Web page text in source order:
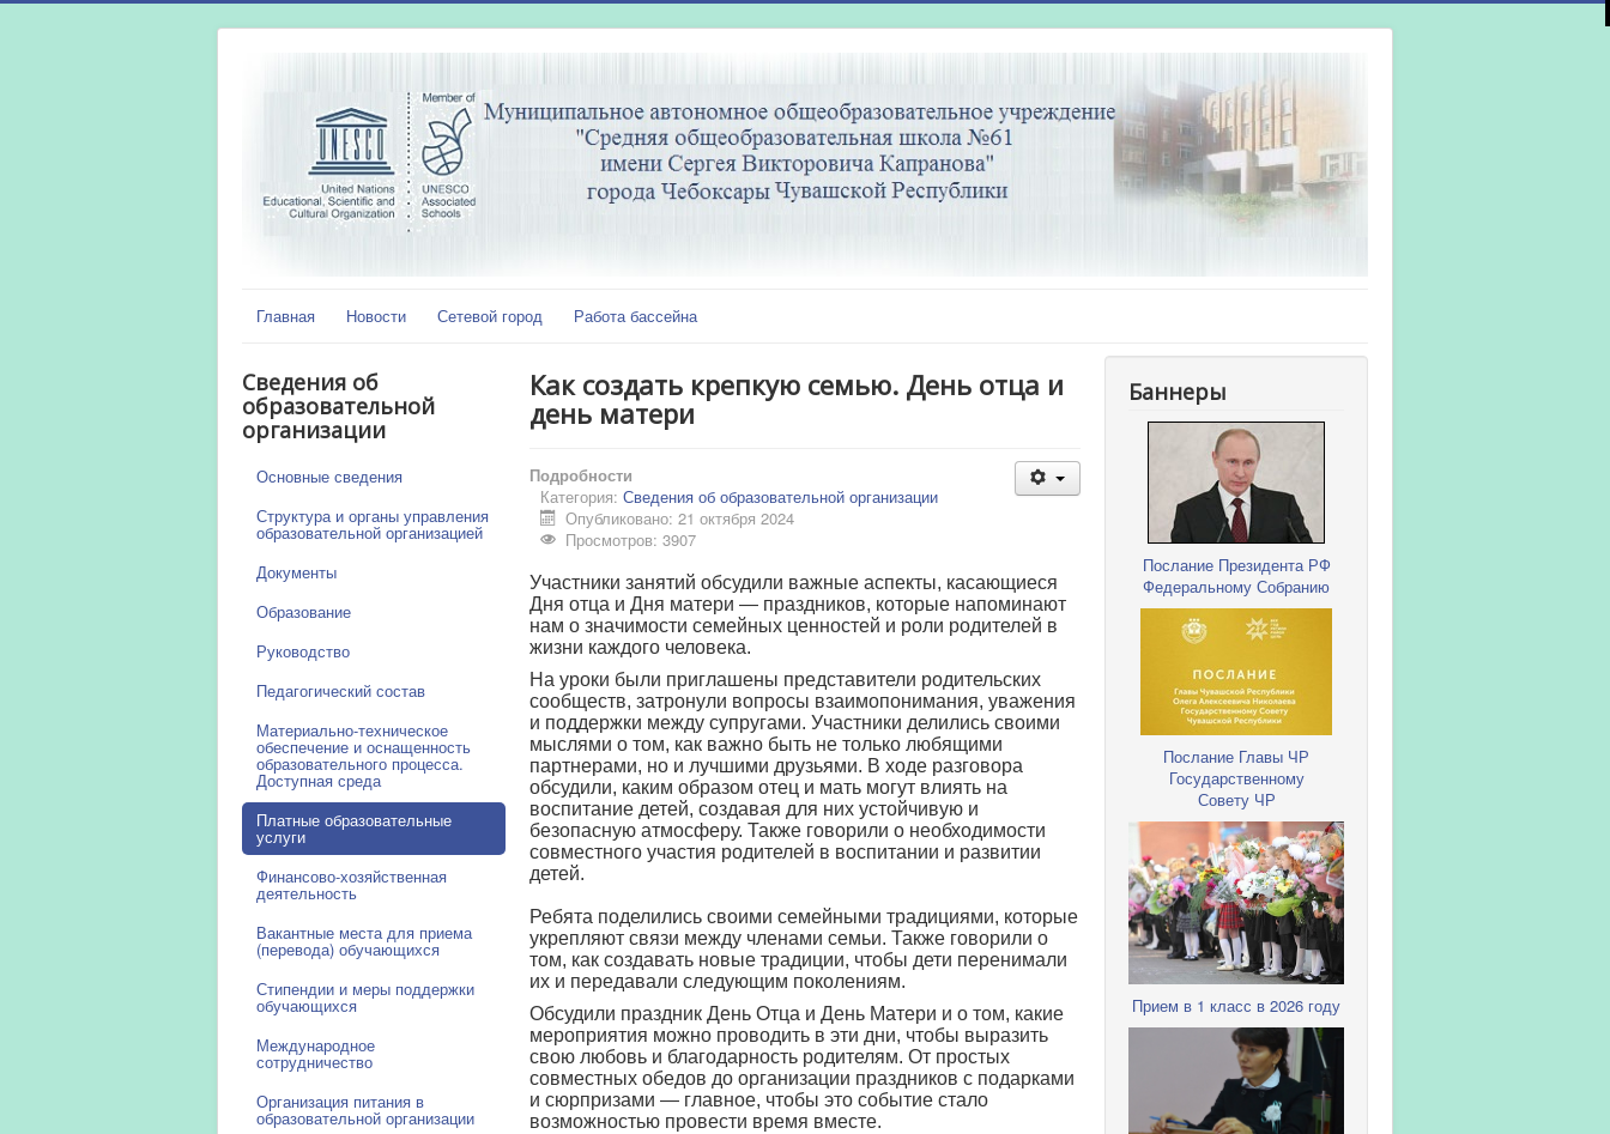
Главная Новости Сетевой город Работа бассейна
Сведения об
образовательной
организации
Основные сведения
Структура и органы управления
образовательной организацией
Документы
Образование
Руководство
Педагогический состав
Материально-техническое
обеспечение и оснащенность
образовательного процесса.
Доступная среда
Платные образовательные
услуги
Финансово-хозяйственная
деятельность
Вакантные места для приема
(перевода) обучающихся
Стипендии и меры поддержки
обучающихся
Международное
сотрудничество
Организация питания в
образовательной организации
Как создать крепкую семью. День отца и
день матери
Подробности
Категория: Сведения об образовательной организации
Опубликовано: 21 октября 2024
Просмотров: 3907
Участники занятий обсудили важные аспекты, касающиеся
Дня отца и Дня матери — праздников, которые напоминают
нам о значимости семейных ценностей и роли родителей в
жизни каждого человека.
На уроки были приглашены представители родительских
сообществ, затронули вопросы взаимопонимания, уважения
и поддержки между супругами. Участники делились своими
мыслями о том, как важно быть не только любящими
партнерами, но и лучшими друзьями. В ходе разговора
обсудили, каким образом отец и мать могут влиять на
воспитание детей, создавая для них устойчивую и
безопасную атмосферу. Также говорили о необходимости
совместного участия родителей в воспитании и развитии
детей.
Ребята поделились своими семейными традициями, которые
укрепляют связи между членами семьи. Также говорили о
том, как создавать новые традиции, чтобы дети перенимали
их и передавали следующим поколениям.
Обсудили праздник День Отца и День Матери и о том, какие
мероприятия можно проводить в эти дни, чтобы выразить
свою любовь и благодарность родителям. От простых
совместных обедов до организации праздников с подарками
и сюрпризами — главное, чтобы это событие стало
возможностью провести время вместе.
Баннеры
Послание Президента РФ
Федеральному Собранию
Послание Главы ЧР
Государственному
Совету ЧР
Прием в 1 класс в 2026 году